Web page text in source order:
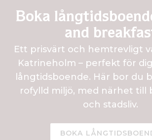
Boka
and
Ett prisvärt och hemtrevligt
Katrineholm – perfekt för
långtidsboende. Här bor du
rofylld miljö, med närhet till
och stadsliv.
BOKA